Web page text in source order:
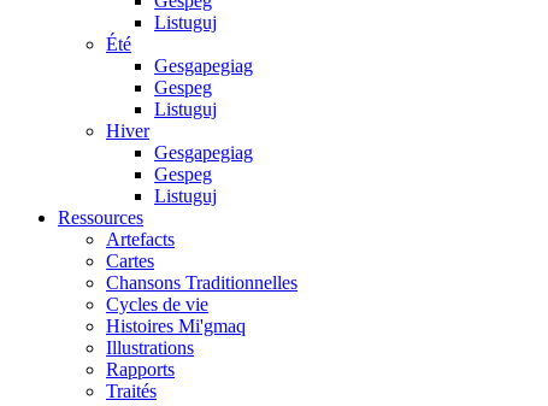
Listuguj
Été
Gesgapegiag
Gespeg
Listuguj
Hiver
Gesgapegiag
Gespeg
Listuguj
Ressources
Artefacts
Cartes
Chansons Traditionnelles
Cycles de vie
Histoires Mi'gmaq
Illustrations
Rapports
Traités